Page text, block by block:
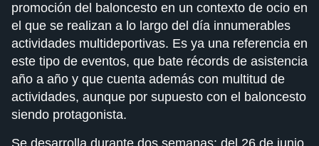
promoción del baloncesto en un contexto de ocio en
el que se realizan a lo largo del día innumerables
actividades multideportivas. Es ya una referencia en
este tipo de eventos, que bate récords de asistencia
año a año y que cuenta además con multitud de
actividades, aunque por supuesto con el baloncesto
siendo protagonista.
Se desarrolla durante dos semanas: del 26 de junio